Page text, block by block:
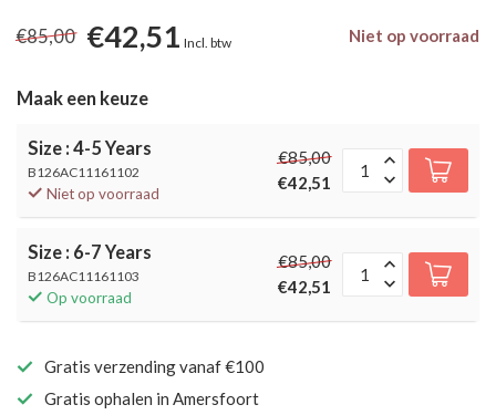
€85,00 €42,51 Incl. btw Niet op voorraad
Maak een keuze
Size : 4-5 Years
B126AC11161102
Niet op voorraad
€85,00
€42,51
Size : 6-7 Years
B126AC11161103
Op voorraad
€85,00
€42,51
Gratis verzending vanaf €100
Gratis ophalen in Amersfoort